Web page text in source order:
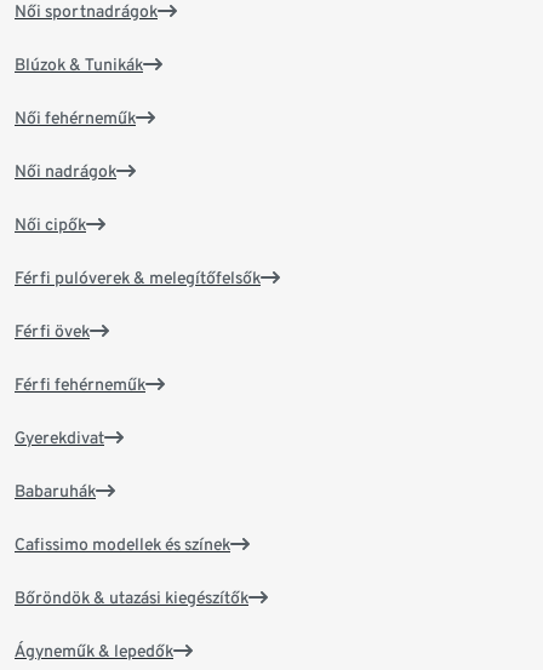
Női sportnadrágok
Blúzok & Tunikák
Női fehérneműk
Női nadrágok
Női cipők
Férfi pulóverek & melegítőfelsők
Férfi övek
Férfi fehérneműk
Gyerekdivat
Babaruhák
Cafissimo modellek és színek
Bőröndök & utazási kiegészítők
Ágyneműk & lepedők